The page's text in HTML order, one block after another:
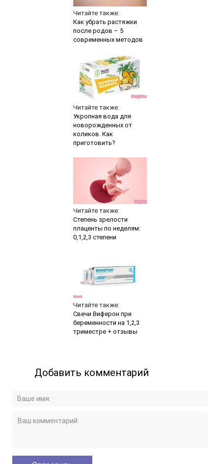
Читайте также:
Как убрать растяжки
после родов – 5
современных методов
Читайте также:
Укропная вода для
новорожденных от
коликов. Как
приготовить?
Читайте также:
Степень зрелости
плаценты по неделям:
0,1,2,3 степени
Читайте также:
Свечи Виферон при
беременности на 1,2,3
триместре + отзывы
Добавить комментарий